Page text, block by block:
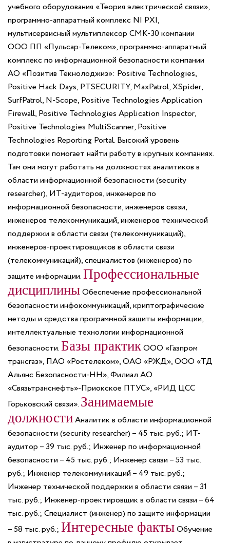
учебного оборудования «Теория электрической связи»,
программно-аппаратный комплекс NI PXI,
мультисервисный мультиплексор СМК-30 компании
ООО ПП «Пульсар-Телеком», программно-аппаратный
комплекс по информационной безопасности компании
АО «Позитив Текнолоджиз»: Positive Technologies,
Positive Hack Days, PTSECURITY, MaxPatrol, XSpider,
SurfPatrol, N-Scope, Positive Technologies Application
Firewall, Positive Technologies Application Inspector,
Positive Technologies MultiScanner, Positive
Technologies Reporting Portal. Высокий уровень
подготовки помогает найти работу в крупных компаниях.
Там они могут работать на должностях аналитиков в
области информационной безопасности (security
researcher), ИТ-аудиторов, инженеров по
информационной безопасности, инженеров связи,
инженеров телекоммуникаций, инженеров технической
поддержки в области связи (телекоммуникаций),
инженеров-проектировщиков в области связи
(телекоммуникаций), специалистов (инженеров) по
защите информации.Профессиональные
дисциплиныОбеспечение профессиональной
безопасности инфокоммуникаций, криптографические
методы и средства программной защиты информации,
интеллектуальные технологии информационной
безопасности.Базы практикООО «Газпром
трансгаз», ПАО «Ростелеком», ОАО «РЖД», ООО «ТД
Альянс Безопасности-НН», Филиал АО
«Связьтранснефть»-Приокское ПТУС», «РИД ЦСС
Горьковский связи». Занимаемые
должностиАналитик в области информационной
безопасности (security researcher) – 45 тыс. руб.; ИТ-
аудитор – 39 тыс. руб.; Инженер по информационной
безопасности – 45 тыс. руб.; Инженер связи – 53 тыс.
руб.; Инженер телекоммуникаций – 49 тыс. руб.;
Инженер технической поддержки в области связи – 31
тыс. руб.; Инженер-проектировщик в области связи – 64
тыс. руб.; Специалист (инженер) по защите информации
– 58 тыс. руб.; Интересные фактыОбучение